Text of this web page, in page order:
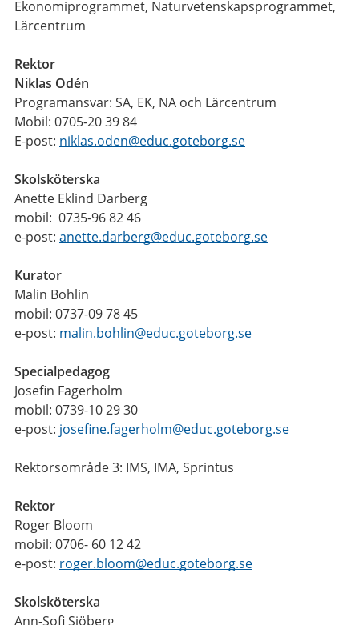
Ekonomiprogrammet, Naturvetenskapsprogrammet,
Lärcentrum
Rektor
Niklas Odén
Programansvar: SA, EK, NA och Lärcentrum
Mobil: 0705-20 39 84
E-post: niklas.oden@educ.goteborg.se
Skolsköterska
Anette Eklind Darberg
mobil: 0735-96 82 46
e-post: anette.darberg@educ.goteborg.se
Kurator
Malin Bohlin
mobil: 0737-09 78 45
e-post: malin.bohlin@educ.goteborg.se
Specialpedagog
Josefin Fagerholm
mobil: 0739-10 29 30
e-post: josefine.fagerholm@educ.goteborg.se
Rektorsområde 3: IMS, IMA, Sprintus
Rektor
Roger Bloom
mobil: 0706- 60 12 42
e-post: roger.bloom@educ.goteborg.se
Skolsköterska
Ann-Sofi Sjöberg